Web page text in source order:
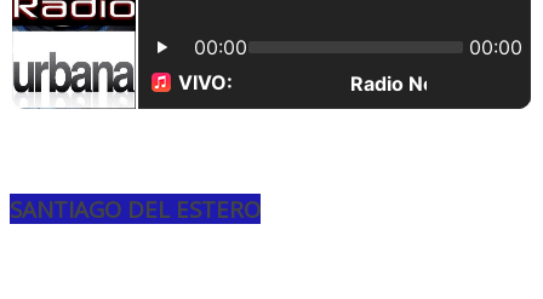
SANTIAGO DEL ESTERO